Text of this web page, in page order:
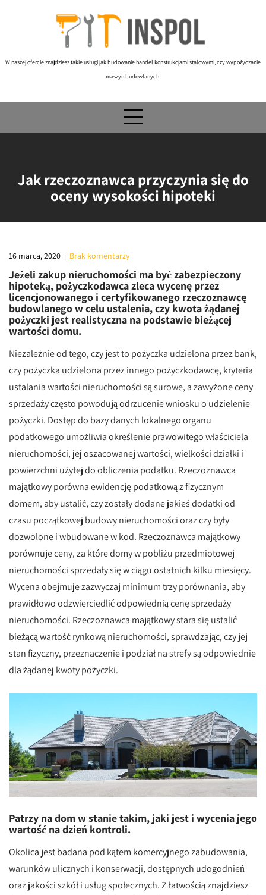
W naszej ofercie znajdziesz takie usługi jak budowanie handel konstrukcjami stalowymi, czy wypożyczanie
maszyn budowlanych.
Jak rzeczoznawca przyczynia się do
oceny wysokości hipoteki
16 marca, 2020 | Brak komentarzy
Jeżeli zakup nieruchomości ma być zabezpieczony
hipoteką, pożyczkodawca zleca wycenę przez
licencjonowanego i certyfikowanego rzeczoznawcę
budowlanego w celu ustalenia, czy kwota żądanej
pożyczki jest realistyczna na podstawie bieżącej
wartości domu.
Niezależnie od tego, czy jest to pożyczka udzielona przez bank,
czy pożyczka udzielona przez innego pożyczkodawcę, kryteria
ustalania wartości nieruchomości są surowe, a zawyżone ceny
sprzedaży często powodują odrzucenie wniosku o udzielenie
pożyczki. Dostęp do bazy danych lokalnego organu
podatkowego umożliwia określenie prawowitego właściciela
nieruchomości, jej oszacowanej wartości, wielkości działki i
powierzchni użytej do obliczenia podatku. Rzeczoznawca
majątkowy porówna ewidencję podatkową z fizycznym
domem, aby ustalić, czy zostały dodane jakieś dodatki od
czasu początkowej budowy nieruchomości oraz czy były
dozwolone i wbudowane w kod. Rzeczoznawca majątkowy
porównuje ceny, za które domy w pobliżu przedmiotowej
nieruchomości sprzedały się w ciągu ostatnich kilku miesięcy.
Wycena obejmuje zazwyczaj minimum trzy porównania, aby
prawidłowo odzwierciedlić odpowiednią cenę sprzedaży
nieruchomości. Rzeczoznawca majątkowy stara się ustalić
bieżącą wartość rynkową nieruchomości, sprawdzając, czy jej
stan fizyczny, przeznaczenie i podział na strefy są odpowiednie
dla żądanej kwoty pożyczki.
Patrzy na dom w stanie takim, jaki jest i wycenia jego
wartość na dzień kontroli.
Okolica jest badana pod kątem komercyjnego zabudowania,
warunków ulicznych i konserwacji, dostępnych udogodnień
oraz jakości szkół i usług społecznych. Z łatwością znajdziesz